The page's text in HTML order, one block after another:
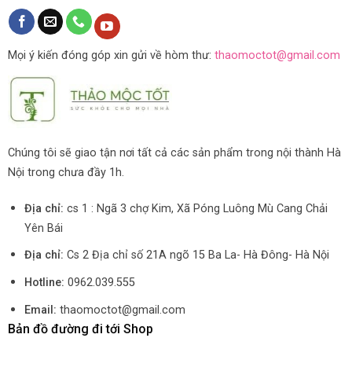
Mọi ý kiến đóng góp xin gửi về hòm thư: thaomoctot@gmail.com
Chúng tôi sẽ giao tận nơi tất cả các sản phẩm trong nội thành Hà
Nội trong chưa đầy 1h.
Địa chỉ: cs 1 : Ngã 3 chợ Kim, Xã Póng Luông Mù Cang Chải
Yên Bái
Địa chỉ: Cs 2 Địa chỉ số 21A ngõ 15 Ba La- Hà Đông- Hà Nội
Hotline: 0962.039.555
Email: thaomoctot@gmail.com
Bản đồ đường đi tới Shop